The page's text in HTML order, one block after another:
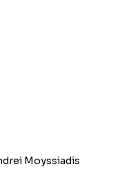
Moyssiadis